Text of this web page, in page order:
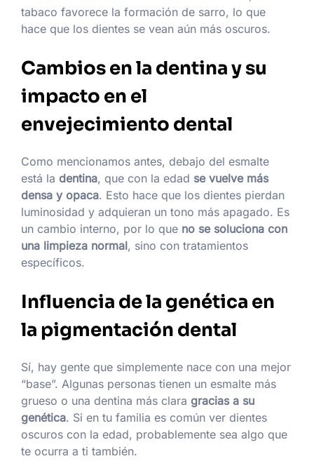
tabaco favorece la formación de sarro, lo que
hace que los dientes se vean aún más oscuros.
Cambios en la dentina y su
impacto en el
envejecimiento dental
Como mencionamos antes, debajo del esmalte
está la dentina, que con la edad se vuelve más
densa y opaca. Esto hace que los dientes pierdan
luminosidad y adquieran un tono más apagado. Es
un cambio interno, por lo que no se soluciona con
una limpieza normal, sino con tratamientos
específicos.
Influencia de la genética en
la pigmentación dental
Sí, hay gente que simplemente nace con una mejor
“base”. Algunas personas tienen un esmalte más
grueso o una dentina más clara gracias a su
genética. Si en tu familia es común ver dientes
oscuros con la edad, probablemente sea algo que
te ocurra a ti también.